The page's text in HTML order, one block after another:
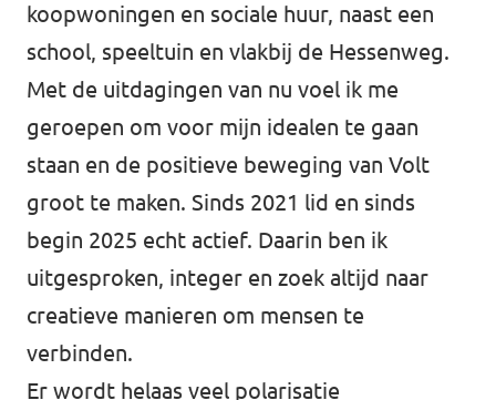
Doe mee!
koopwoningen en sociale huur, naast een
school, speeltuin en vlakbij de Hessenweg.
Met de uitdagingen van nu voel ik me
geroepen om voor mijn idealen te gaan
staan en de positieve beweging van Volt
groot te maken. Sinds 2021 lid en sinds
begin 2025 echt actief. Daarin ben ik
uitgesproken, integer en zoek altijd naar
creatieve manieren om mensen te
verbinden.
Er wordt helaas veel polarisatie